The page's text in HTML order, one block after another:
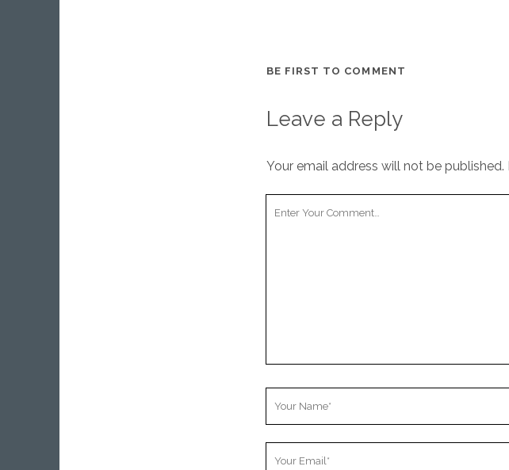
BE FIRST TO COMMENT
Leave a Reply
Your email address will not be published.